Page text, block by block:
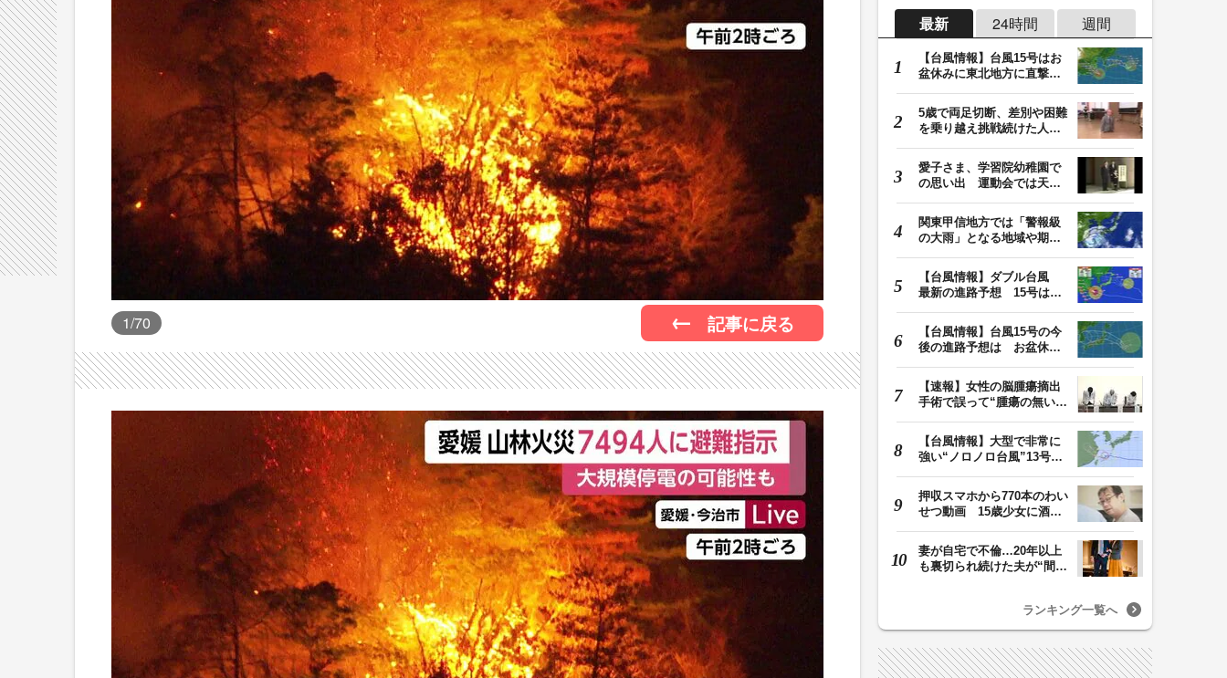
1/70 記事に戻る
最新 24時間 週間
【台風情報】台風15号はお
盆休みに東北地方に直撃す
5歳で両足切断、差別や困難
を乗り越え挑戦続けた人
愛子さま、学習院幼稚園で
の思い出 運動会では天皇
関東甲信地方では「警報級
の大雨」となる地域や期間
【台風情報】ダブル台風
最新の進路予想 15号は北
【台風情報】台風15号の今
後の進路予想は お盆休み
【速報】女性の脳腫瘍摘出
手術で誤って“腫瘍の無い部
【台風情報】大型で非常に
強い“ノロノロ台風”13号の
押収スマホから770本のわい
せつ動画 15歳少女に酒と
妻が自宅で不倫…20年以上
も裏切られ続けた夫が“間
ランキング一覧へ